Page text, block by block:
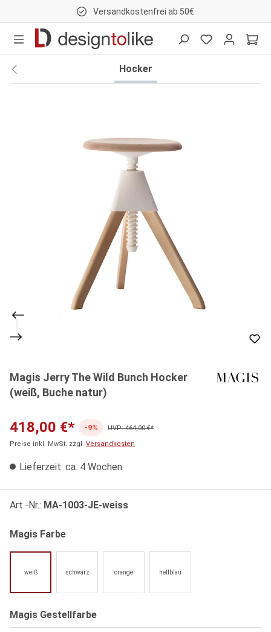
Versandkostenfrei ab 50€
Hocker
Magis Jerry The Wild Bunch Hocker
(weiß, Buche natur)
418,00 €* -9%
UVP: 464,00 €*
Preise inkl. MwSt. zzgl. Versandkosten
Lieferzeit: ca. 4 Wochen
Art.-Nr.: MA-1003-JE-weiss
Magis Farbeauswählen
weiß schwarz orange hellblau
Magis Gestellfarbeauswählen